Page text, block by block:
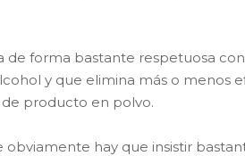
forma bastante respetuosa
y que elimina más o menos
de producto en polvo.
obviamente hay que insistir